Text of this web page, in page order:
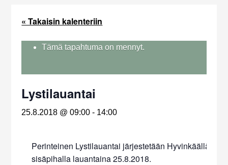
« Takaisin kalenteriin
Tämä tapahtuma on mennyt.
Lystilauantai
25.8.2018 @ 09:00 - 14:00
Perinteinen Lystilauantai järjestetään Hyvinkäällä
sisäpihalla lauantaina 25.8.2018.